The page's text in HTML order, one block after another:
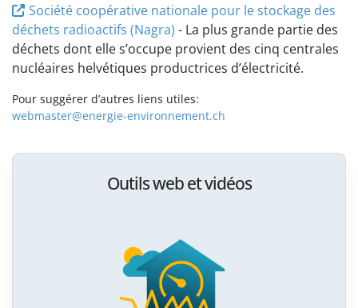
Société coopérative nationale pour le stockage des
déchets radioactifs (Nagra) - La plus grande partie des
déchets dont elle s’occupe provient des cinq centrales
nucléaires helvétiques productrices d’électricité.
Pour suggérer d’autres liens utiles:
webmaster@energie-environnement.ch
Outils web et vidéos